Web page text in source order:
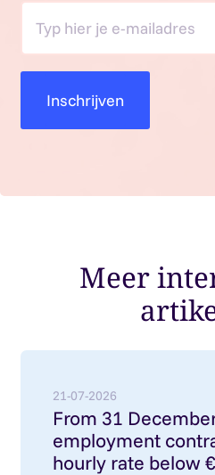
Meer
21-07-2026
From 31
employment
hourly rate below